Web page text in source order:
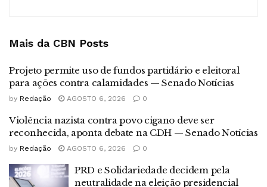
Mais da CBN Posts
Projeto permite uso de fundos partidário e eleitoral
para ações contra calamidades — Senado Notícias
by Redação AGOSTO 6, 2026 0
Violência nazista contra povo cigano deve ser
reconhecida, aponta debate na CDH — Senado Notícias
by Redação AGOSTO 6, 2026 0
PRD e Solidariedade decidem pela
neutralidade na eleição presidencial